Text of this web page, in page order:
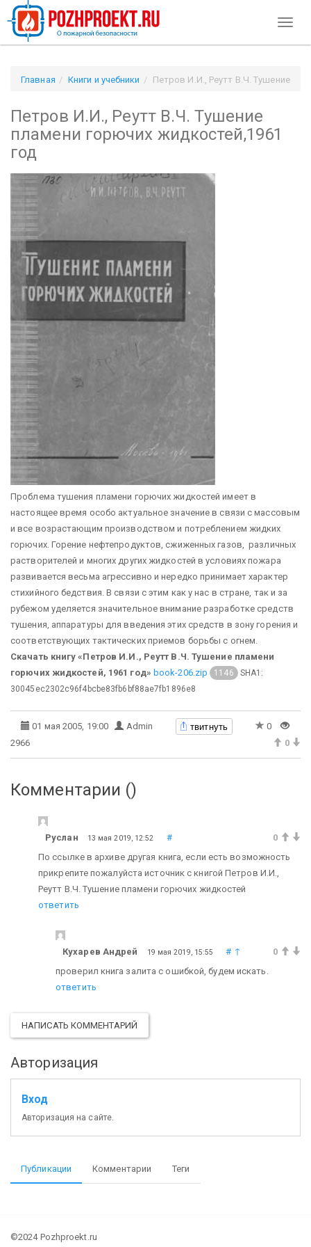
Главная Книги и учебники
Петров И.И., Реутт В.Ч. Тушение
Петров И.И., Реутт В.Ч. Тушение
пламени горючих жидкостей,1961
год
Проблема тушения пламени горючих жидкостей имеет в
настоящее время особо актуальное значение в связи с массо­вым
и все возрастающим производством и потреблением жид­ких
горючих. Горение нефтепродуктов, сжиженных газов, раз­личных
растворителей и многих других жидкостей в условиях пожара
развивается весьма агрессивно и нередко принимает характер
стихийного бедствия. В связи с этим как у нас в стра­не, так и за
рубежом уделяется значительное внимание разра­ботке средств
тушения, аппаратуры для введения этих средств в зону горения и
соответствующих тактических приемов борьбы с огнем.
Скачать книгу «Петров И.И., Реутт В.Ч. Тушение пламени
горючих жидкостей, 1961 год» book-206.zip 1146
SHA1:
30045ec2302c96f4bcbe83fb6bf88ae7fb1896e8
01 мая 2005, 19:00 Admin твитнуть
0
2966
0
Комментарии ()
Руслан 13 мая 2019, 12:52 #
0
По ссылке в архиве другая книга, если есть возможность
прикрепите пожалуйста источник с книгой Петров И.И.,
Реутт В.Ч. Тушение пламени горючих жидкостей
ответить
Кухарев Андрей 19 мая 2019, 15:55 # ↑
0
проверил книга залита с ошибкой, будем искать.
ответить
НАПИСАТЬ КОММЕНТАРИЙ
Авторизация
Вход
Авторизация на сайте.
Публикации Комментарии Теги
©2024 Pozhproekt.ru